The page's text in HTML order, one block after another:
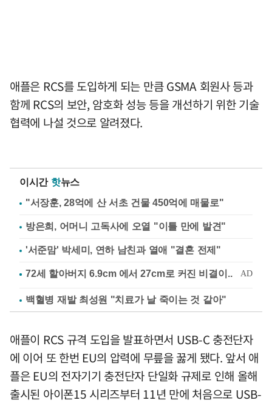
애플은 RCS를 도입하게 되는 만큼 GSMA 회원사 등과
함께 RCS의 보안, 암호화 성능 등을 개선하기 위한 기술
협력에 나설 것으로 알려졌다.
이시간 핫뉴스
"서장훈, 28억에 산 서초 건물 450억에 매물로"
방은희, 어머니 고독사에 오열 "이틀 만에 발견"
'서준맘' 박세미, 연하 남친과 열애 "결혼 전제"
백혈병 재발 최성원 "치료가 날 죽이는 것 같아"
애플이 RCS 규격 도입을 발표하면서 USB-C 충전단자
에 이어 또 한번 EU의 압력에 무릎을 꿇게 됐다. 앞서 애
플은 EU의 전자기기 충전단자 단일화 규제로 인해 올해
출시된 아이폰15 시리즈부터 11년 만에 처음으로 USB-